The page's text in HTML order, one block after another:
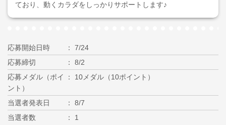
ており、動くカラダをしっかりサポートします♪
応募開始日時
7/24
応募締切
8/2
応募メダル（ポイ
ント）
10メダル（10ポイント）
当選者発表日
8/7
当選者数
1